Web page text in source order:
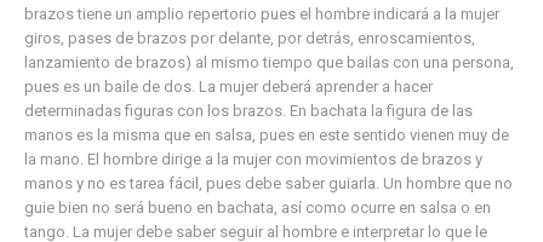
brazos tiene un amplio repertorio pues el hombre indicará a la mujer
giros, pases de brazos por delante, por detrás, enroscamientos,
lanzamiento de brazos) al mismo tiempo que bailas con una persona,
pues es un baile de dos. La mujer deberá aprender a hacer
determinadas figuras con los brazos. En bachata la figura de las
manos es la misma que en salsa, pues en este sentido vienen muy de
la mano. El hombre dirige a la mujer con movimientos de brazos y
manos y no es tarea fácil, pues debe saber guiarla. Un hombre que no
guie bien no será bueno en bachata, así como ocurre en salsa o en
tango. La mujer debe saber seguir al hombre e interpretar lo que le